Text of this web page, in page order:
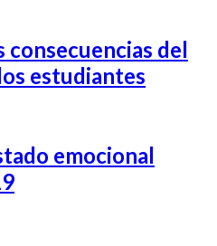
consecuencias del
estudiantes
emocional